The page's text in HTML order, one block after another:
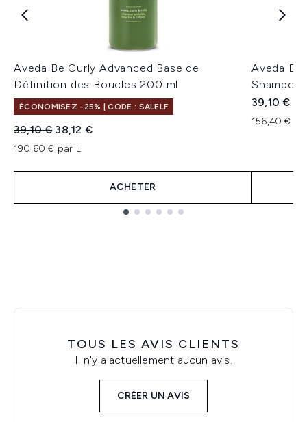
Aveda Be Curly Advanced Base de
Définition des Boucles 200 ml
ÉCONOMISEZ -25% | CODE : SALELF
Prix de vente :
39,10 € Prix ​​actuel :
38,12 €
190,60 € par L
ACHETER
Aveda Be
39,10 €
156,40 €
TOUS LES AVIS CLIENTS
Il n'y a actuellement aucun avis.
CRÉER UN AVIS